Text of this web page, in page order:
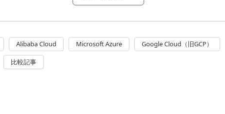
Alibaba Cloud Microsoft Azure Google Cloud（旧GCP）
比較記事